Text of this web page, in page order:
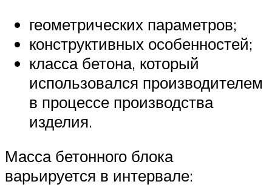
геометрических параметров;
конструктивных особенностей;
класса бетона, который
использовался производителем
в процессе производства
изделия.
Масса бетонного блока
варьируется в интервале: